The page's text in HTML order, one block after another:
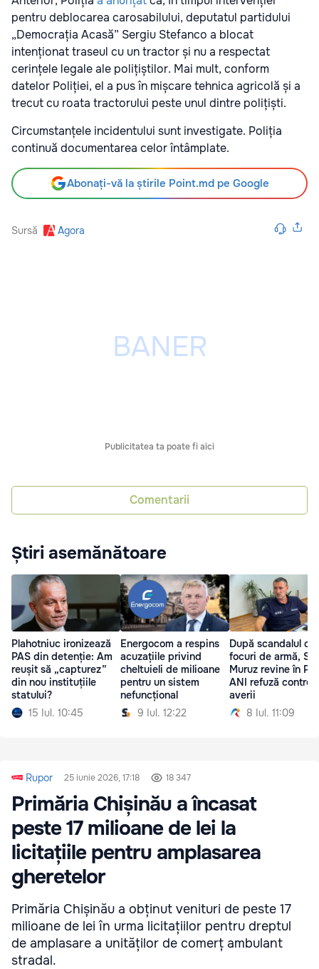
pentru deblocarea carosabilului, deputatul partidului
„Democrația Acasă” Sergiu Stefanco a blocat
intenționat traseul cu un tractor și nu a respectat
cerințele legale ale polițiștilor. Mai mult, conform
datelor Poliției, el a pus în mișcare tehnica agricolă și a
trecut cu roata tractorului peste unul dintre polițiști.
Circumstanțele incidentului sunt investigate. Poliția
continuă documentarea celor întâmplate.
Abonați-vă la știrile Point.md pe Google
Sursă Agora
Publicitatea ta poate fi aici
Comentarii
Știri asemănătoare
Plahotniuc ironizează
PAS din detenție: Am
reușit să „capturez”
din nou instituțiile
statului?
15 Iul. 10:45
Energocom a respins
acuzațiile privind
cheltuieli de milioane
pentru un sistem
nefuncțional
9 Iul. 12:22
După scandalul cu
focuri de armă,
Muruz revine în
ANI refuză
averii
8 Iul. 11:09
Rupor 25 iunie 2026, 17:18 18 347
Primăria Chișinău a încasat
peste 17 milioane de lei la
licitațiile pentru amplasarea
gheretelor
Primăria Chișinău a obținut venituri de peste 17
milioane de lei în urma licitațiilor pentru dreptul
de amplasare a unităților de comerț ambulant
stradal.